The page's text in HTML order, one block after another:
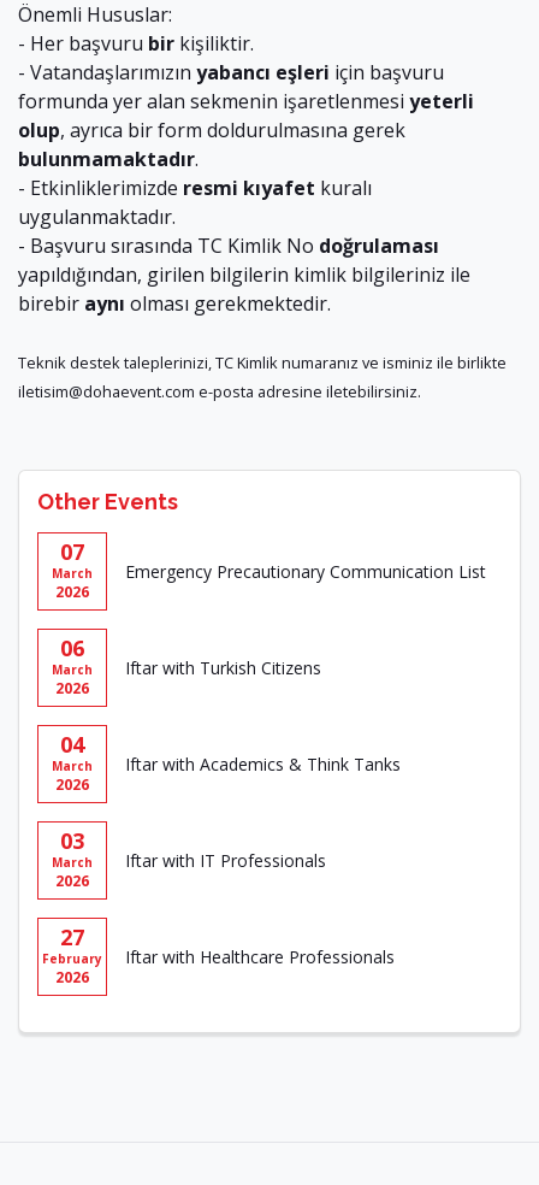
Önemli Hususlar:
- Her başvuru bir kişiliktir.
- Vatandaşlarımızın yabancı eşleri için başvuru
formunda yer alan sekmenin işaretlenmesi yeterli
olup, ayrıca bir form doldurulmasına gerek
bulunmamaktadır.
- Etkinliklerimizde resmi kıyafet kuralı
uygulanmaktadır.
- Başvuru sırasında TC Kimlik No doğrulaması
yapıldığından, girilen bilgilerin kimlik bilgileriniz ile
birebir aynı olması gerekmektedir.
Teknik destek taleplerinizi, TC Kimlik numaranız ve isminiz ile birlikte
iletisim@dohaevent.com e-posta adresine iletebilirsiniz.
Other Events
07
March
2026
Emergency Precautionary Communication List
06
March
2026
Iftar with Turkish Citizens
04
March
2026
Iftar with Academics & Think Tanks
03
March
2026
Iftar with IT Professionals
27
February
2026
Iftar with Healthcare Professionals